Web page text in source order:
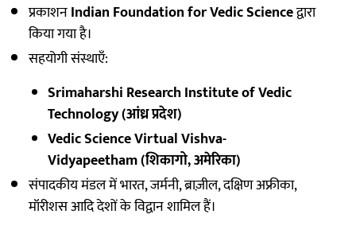
प्रकाशनIndian Foundation for Vedic Scienceद्वारा
किया गया है।
सहयोगी संस्थाएँ:
Srimaharshi Research Institute of Vedic
Technology (आंध्र प्रदेश)
Vedic Science Virtual Vishva-
Vidyapeetham (शिकागो, अमेरिका)
संपादकीय मंडल में भारत, जर्मनी, ब्राज़ील, दक्षिण अफ्रीका,
मॉरीशस आदि देशों के विद्वान शामिल हैं।